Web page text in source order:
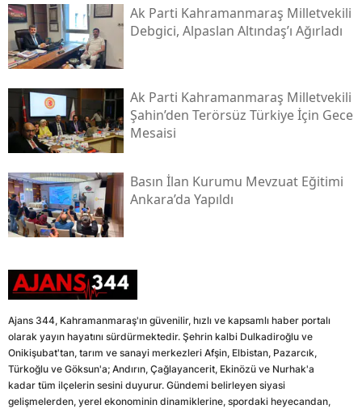
Ak Parti Kahramanmaraş Milletvekili
Debgici, Alpaslan Altındaş’ı Ağırladı
Ak Parti Kahramanmaraş Milletvekili
Şahin’den Terörsüz Türkiye İçin Gece
Mesaisi
Basın İlan Kurumu Mevzuat Eğitimi
Ankara’da Yapıldı
Ajans 344, Kahramanmaraş'ın güvenilir, hızlı ve kapsamlı haber portalı
olarak yayın hayatını sürdürmektedir. Şehrin kalbi Dulkadiroğlu ve
Onikişubat'tan, tarım ve sanayi merkezleri Afşin, Elbistan, Pazarcık,
Türkoğlu ve Göksun'a; Andırın, Çağlayancerit, Ekinözü ve Nurhak'a
kadar tüm ilçelerin sesini duyurur. Gündemi belirleyen siyasi
gelişmelerden, yerel ekonominin dinamiklerine, spordaki heyecandan,